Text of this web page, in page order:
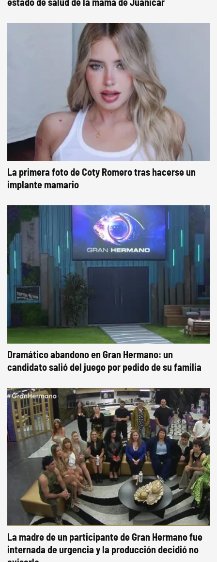
La primera foto de Coty Romero tras hacerse un
implante mamario
Dramático abandono en Gran Hermano: un
candidato salió del juego por pedido de su familia
La madre de un participante de Gran Hermano fue
internada de urgencia y la producción decidió no